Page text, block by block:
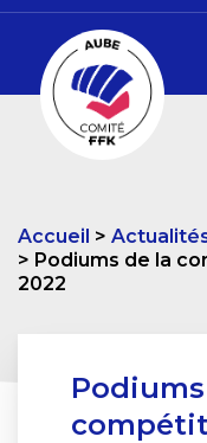
Accueil
Podiums de la
2022